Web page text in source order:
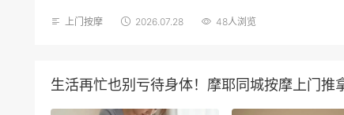
上门按摩 2026.07.28 48人浏览
生活再忙也别亏待身体！摩耶同城按摩上门推